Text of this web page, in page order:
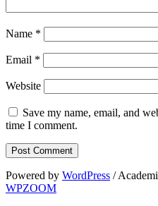
Name *
Email *
Website
Save my name, email, and
time I comment.
Powered by WordPress /
WPZOOM